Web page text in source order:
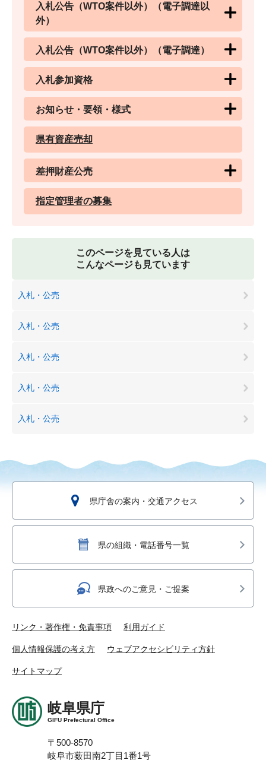
入札公告（WTO案件以外）（電子調達以
外）
入札公告（WTO案件以外）（電子調達）
入札参加資格
お知らせ・要領・様式
県有資産売却
差押財産公売
指定管理者の募集
このページを見ている人は
こんなページも見ています
入札・公売
入札・公売
入札・公売
入札・公売
入札・公売
県庁舎の案内・交通アクセス
県の組織・電話番号一覧
県政へのご意見・ご提案
リンク・著作権・免責事項 利用ガイド
個人情報保護の考え方 ウェブアクセシビリティ方針
サイトマップ
岐阜県庁
GIFU Prefectural Office
〒500-8570
岐阜市薮田南2丁目1番1号